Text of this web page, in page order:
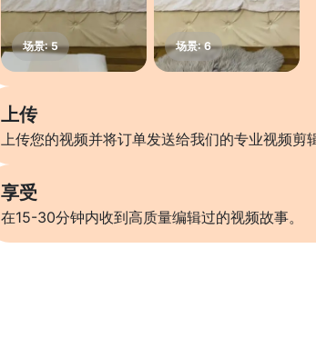
上传
上传您的视频并将订单发送给我们的专业视频剪
享受
在15-30分钟内收到高质量编辑过的视频故事。